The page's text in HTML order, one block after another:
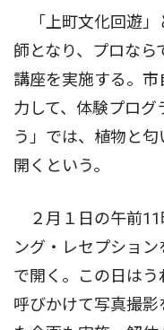
「上町文化回遊」
師となり、プロなら
講座を実施する。
力して、体験プロ
う」では、植物と
開くという。
２月１日の午前11
ング・レセプション
で開く。この日は
呼びかけて写真撮